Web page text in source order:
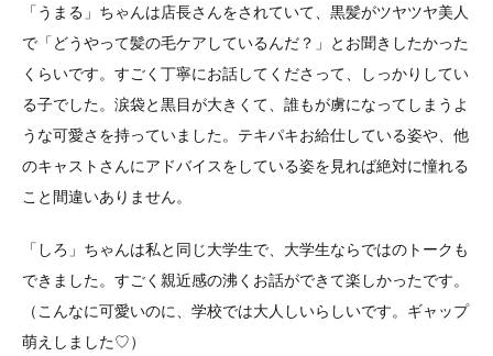
「うまる」ちゃんは店長さんをされていて、黒髪がツヤツヤ美人
で「どうやって髪の毛ケアしているんだ？」とお聞きしたかった
くらいです。すごく丁寧にお話してくださって、しっかりしてい
る子でした。涙袋と黒目が大きくて、誰もが虜になってしまうよ
うな可愛さを持っていました。テキパキお給仕している姿や、他
のキャストさんにアドバイスをしている姿を見れば絶対に憧れる
こと間違いありません。
「しろ」ちゃんは私と同じ大学生で、大学生ならではのトークも
できました。すごく親近感の沸くお話ができて楽しかったです。
（こんなに可愛いのに、学校では大人しいらしいです。ギャップ
萌えしました♡）